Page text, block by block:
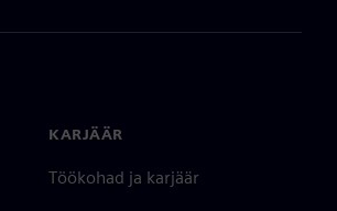
KARJÄÄR
Töökohad ja karjäär